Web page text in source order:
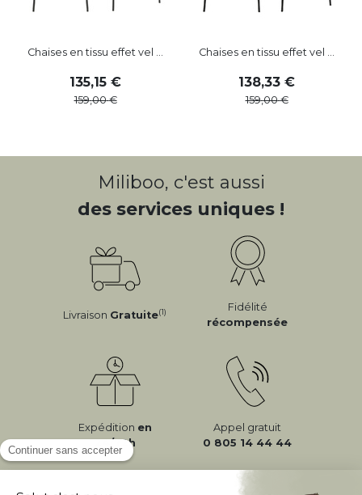
Chaises en tissu effet vel ...
135,15
159,00
Chaises en tissu effet vel ...
138,33
159,00
Miliboo, c'est aussi
des services uniques !
Livraison Gratuite(1)
Fidélité
récompensée
Expédition en
24/72h
Appel gratuit
0 805 14 44 44